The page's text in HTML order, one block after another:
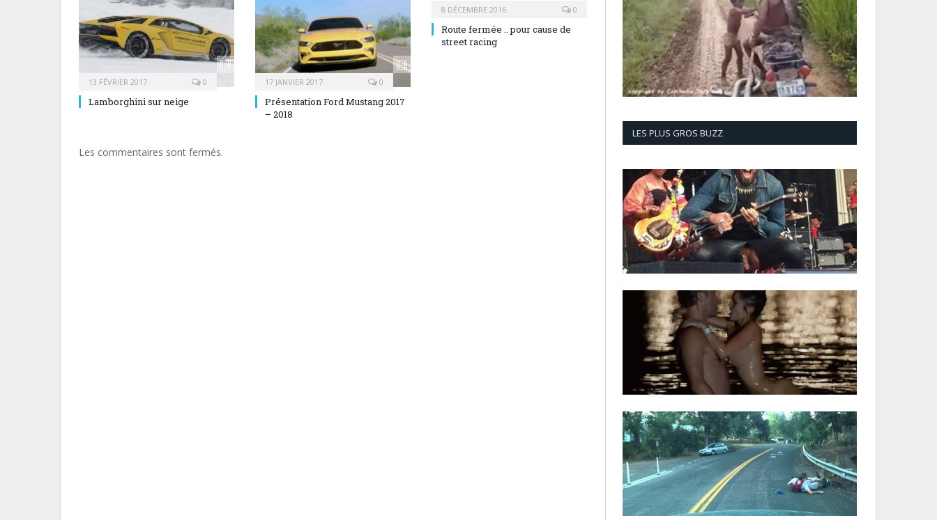
13 FÉVRIER 2017 0
Lamborghini sur neige
17 JANVIER 2017 0
Présentation Ford Mustang 2017
– 2018
8 DÉCEMBRE 2016 0
Route fermée .. pour cause de
street racing
Les commentaires sont fermés.
LES PLUS GROS BUZZ